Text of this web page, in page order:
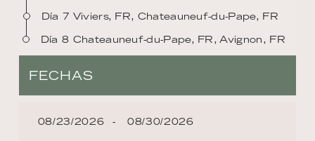
Día 7 Viviers, FR, Chateauneuf-du-Pape, FR
Día 8 Chateauneuf-du-Pape, FR, Avignon, FR
FECHAS
08/23/2026 08/30/2026